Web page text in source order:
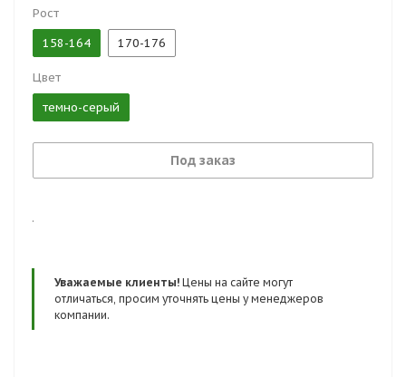
Рост
158-164
170-176
Цвет
темно-серый
Под заказ
.
Уважаемые клиенты! Цены на сайте могут
отличаться, просим уточнять цены у менеджеров
компании.